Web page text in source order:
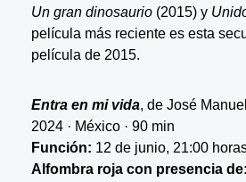
Un gran dinosaurio(2015) y
película más reciente es esta
película de 2015.
Entra en mi vida, de José
2024 · México · 90 min
Función: 12 de junio, 21:00
Alfombra roja con presencia de: